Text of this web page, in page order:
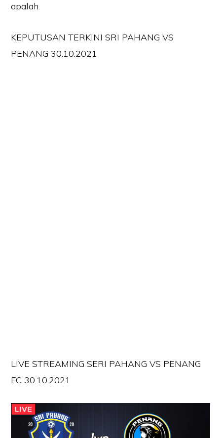
apalah.
KEPUTUSAN TERKINI SRI PAHANG VS
PENANG 30.10.2021
LIVE STREAMING SERI PAHANG VS PENANG
FC 30.10.2021